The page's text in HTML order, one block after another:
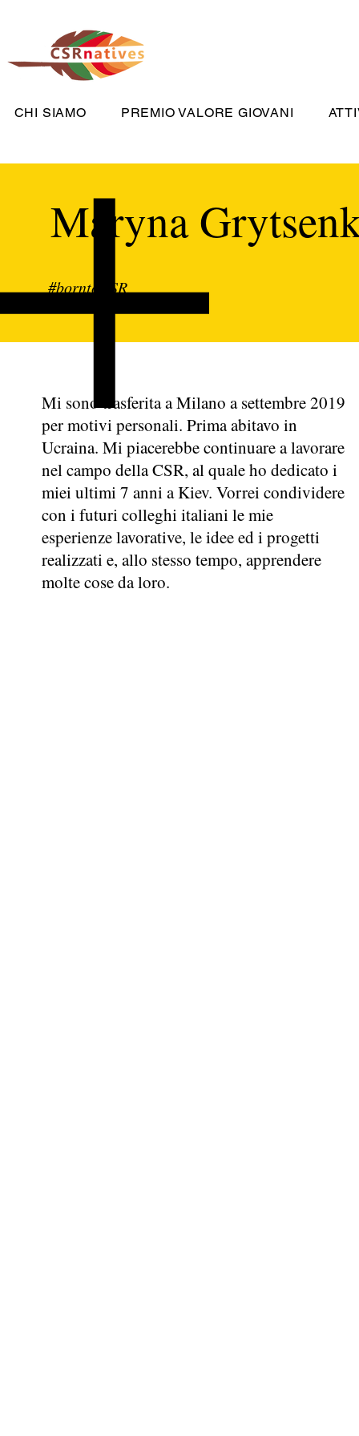
CHI SIAMO PREMIO VALORE GIOVANI
Maryna
#borntoCSR
Mi sono trasferita a Milano a settembre 2019
per motivi personali. Prima abitavo in
Ucraina. Mi piacerebbe continuare a lavorare
nel campo della CSR, al quale ho dedicato i
miei ultimi 7 anni a Kiev. Vorrei condividere
con i futuri colleghi italiani le mie
esperienze lavorative, le idee ed i progetti
realizzati e, allo stesso tempo, apprendere
molte cose da loro.